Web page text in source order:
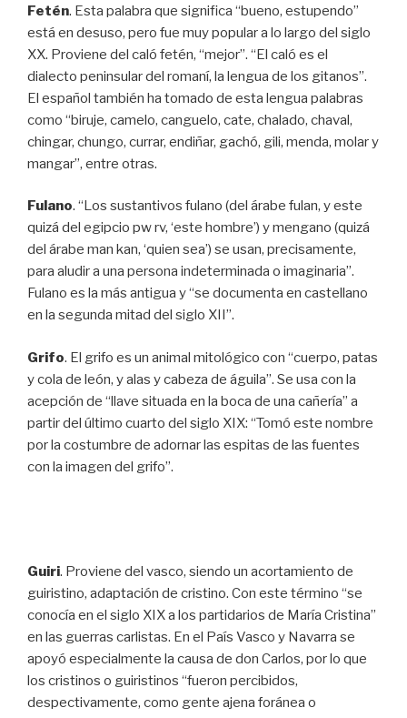
Fetén. Esta palabra que significa “bueno, estupendo”
está en desuso, pero fue muy popular a lo largo del siglo
XX. Proviene del caló fetén, “mejor”. “El caló es el
dialecto peninsular del romaní, la lengua de los gitanos”.
El español también ha tomado de esta lengua palabras
como “biruje, camelo, canguelo, cate, chalado, chaval,
chingar, chungo, currar, endiñar, gachó, gili, menda, molar y
mangar”, entre otras.
Fulano. “Los sustantivos fulano (del árabe fulan, y este
quizá del egipcio pw rv, ‘este hombre’) y mengano (quizá
del árabe man kan, ‘quien sea’) se usan, precisamente,
para aludir a una persona indeterminada o imaginaria”.
Fulano es la más antigua y “se documenta en castellano
en la segunda mitad del siglo XII”.
Grifo. El grifo es un animal mitológico con “cuerpo, patas
y cola de león, y alas y cabeza de águila”. Se usa con la
acepción de “llave situada en la boca de una cañería” a
partir del último cuarto del siglo XIX: “Tomó este nombre
por la costumbre de adornar las espitas de las fuentes
con la imagen del grifo”.
Guiri. Proviene del vasco, siendo un acortamiento de
guiristino, adaptación de cristino. Con este término “se
conocía en el siglo XIX a los partidarios de María Cristina”
en las guerras carlistas. En el País Vasco y Navarra se
apoyó especialmente la causa de don Carlos, por lo que
los cristinos o guiristinos “fueron percibidos,
despectivamente, como gente ajena foránea o